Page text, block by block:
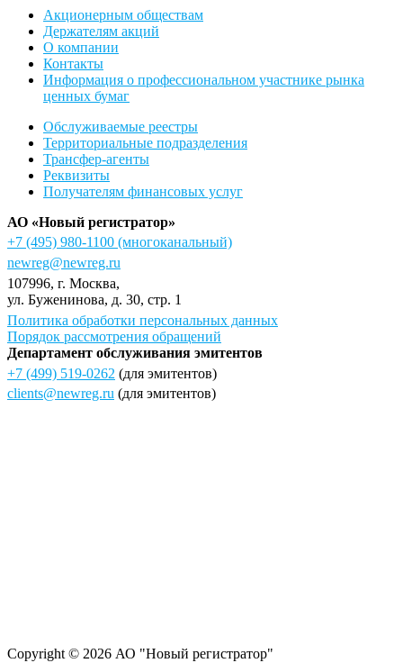
Акционерным обществам
Держателям акций
О компании
Контакты
Информация о профессиональном участнике рынка
ценных бумаг
Обслуживаемые реестры
Территориальные подразделения
Трансфер-агенты
Реквизиты
Получателям финансовых услуг
АО «Новый регистратор»
+7 (495) 980-1100 (многоканальный)
newreg@newreg.ru
107996, г. Москва,
ул. Буженинова, д. 30, стр. 1
Политика обработки персональных данных
Порядок рассмотрения обращений
Департамент обслуживания эмитентов
+7 (499) 519-0262 (для эмитентов)
clients@newreg.ru (для эмитентов)
Copyright © 2026 АО "Новый регистратор"